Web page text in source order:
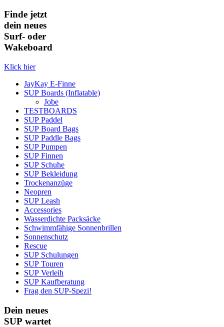
Finde jetzt
dein neues
Surf- oder
Wakeboard
Klick hier
JayKay E-Finne
SUP Boards (Inflatable)
Jobe
TESTBOARDS
SUP Paddel
SUP Board Bags
SUP Paddle Bags
SUP Pumpen
SUP Finnen
SUP Schuhe
SUP Bekleidung
Trockenanzüge
Neopren
SUP Leash
Accessories
Wasserdichte Packsäcke
Schwimmfähige Sonnenbrillen
Sonnenschutz
Rescue
SUP Schulungen
SUP Touren
SUP Verleih
SUP Kaufberatung
Frag den SUP-Spezi!
Dein neues
SUP wartet